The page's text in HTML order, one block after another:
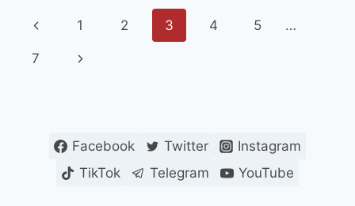
BARES
DE
ACORDARON
Navegación
de
Página
anterior
1 2 3 4 5 …
7
Siguiente
Facebook Twitter
Instagram
TikTok
Telegram YouTube